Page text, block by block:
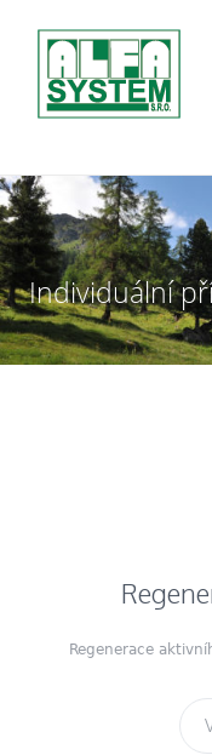
Individuální
Regenerace